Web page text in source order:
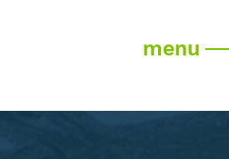
menu